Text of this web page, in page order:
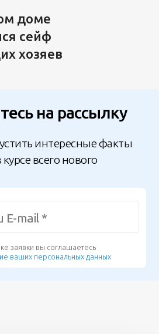
доме
сейф
хозяев
на рассылку
интересные факты
всего нового
заявки вы соглашаетесь
ваших персональных данных